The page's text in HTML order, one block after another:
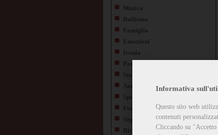
Informativa
Questo sito web
contenuti
Cliccando su
Musica
Bullismo
Famiglia
Emozioni
Ironia
Parodie
Storia e Geografia
Ambiente ed Ecologia
Spiritualità
Fragilità e malattia
Sogni da realizzare
Ricordi e Tradizioni